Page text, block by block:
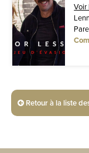
Retour à la liste